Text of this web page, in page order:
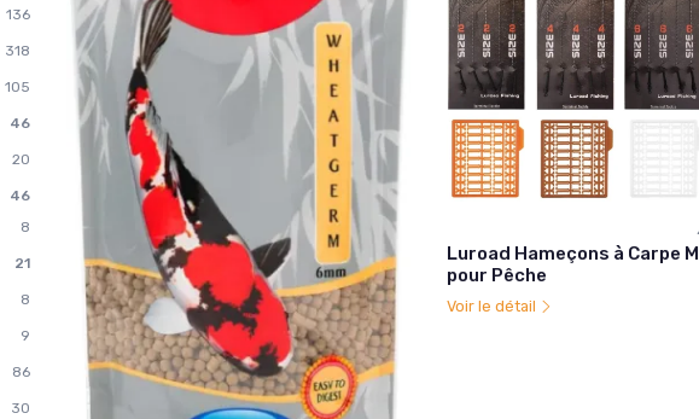
136
318
105
46
20
46
8
21
8
9
86
30
Luroad Hameçons à Carpe
pour Pêche
Voir le détail